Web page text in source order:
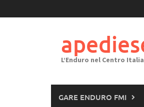
al
L’Enduro nel Centro Italia
GARE ENDURO FMI